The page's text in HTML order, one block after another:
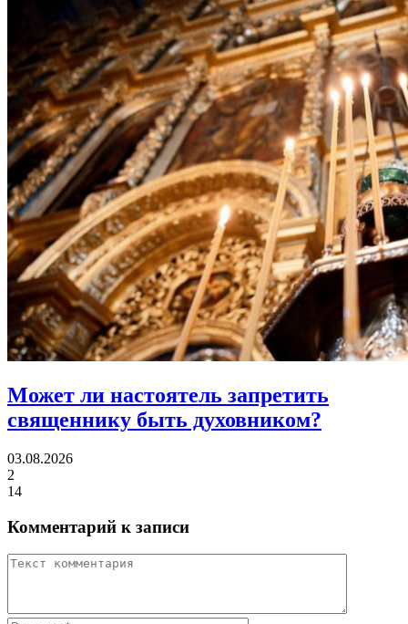
Может ли настоятель запретить
священнику быть духовником?
03.08.2026
2
14
Комментарий к записи